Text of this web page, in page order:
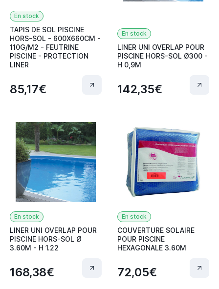
En stock
TAPIS DE SOL PISCINE
HORS-SOL - 600X660CM -
110G/M2 - FEUTRINE
PISCINE - PROTECTION
LINER
85,17€
En stock
LINER UNI OVERLAP POUR
PISCINE HORS-SOL Ø300 -
H 0,9M
142,35€
En stock
LINER UNI OVERLAP POUR
PISCINE HORS-SOL Ø
3.60M - H 1.22
168,38€
En stock
COUVERTURE SOLAIRE
POUR PISCINE
HEXAGONALE 3.60M
72,05€